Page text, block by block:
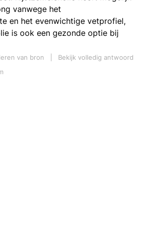
vanwege het
en het evenwichtige vetprofiel,
is ook een gezonde optie bij
van bron
Bekijk volledig antwoord